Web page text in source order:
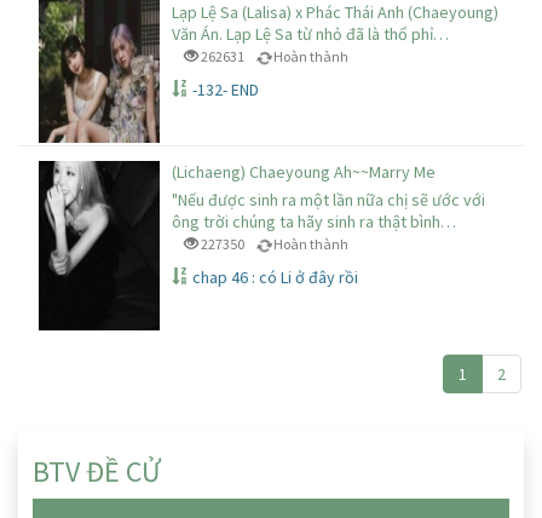
Lạp Lệ Sa (Lalisa) x Phác Thái Anh (Chaeyoung)
Văn Án. Lạp Lệ Sa từ nhỏ đã là thổ phỉ…
262631 Hoàn thành
-132- END
(Lichaeng) Chaeyoung Ah~~Marry Me
"Nếu được sinh ra một lần nữa chị sẽ ước với
ông trời chúng ta hãy sinh ra thật bình…
227350 Hoàn thành
chap 46 : có Li ở đây rồi
1 2
BTV ĐỀ CỬ